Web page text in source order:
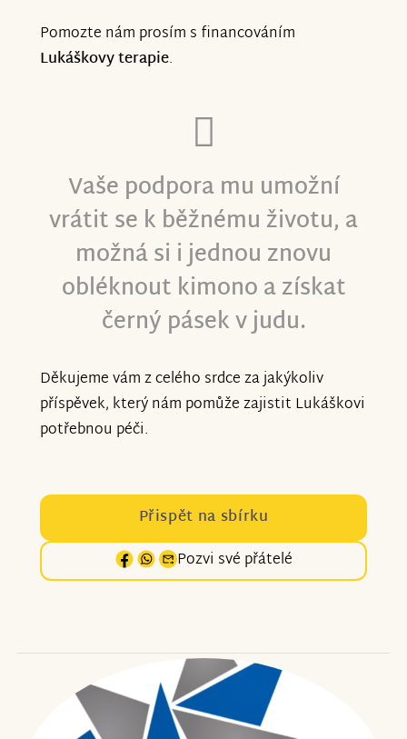
Pomozte nám prosím s financováním
Lukáškovy terapie.
Vaše podpora mu umožní
vrátit se k běžnému životu, a
možná si i jednou znovu
obléknout kimono a získat
černý pásek v judu.
Děkujeme vám z celého srdce za jakýkoliv
příspěvek, který nám pomůže zajistit Lukáškovi
potřebnou péči.
Přispět na sbírku
Pozvi své přátelé